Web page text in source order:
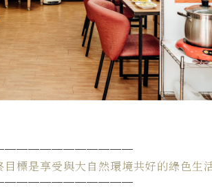
標是享受與大自然環境共好的綠色生